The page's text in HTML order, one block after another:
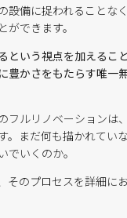
設備に捉われることな
できます。
という視点を加えるこ
豊かさをもたらす唯一
フルリノベーションは
。まだ何も描かれてい
でいくのか。
そのプロセスを詳細に